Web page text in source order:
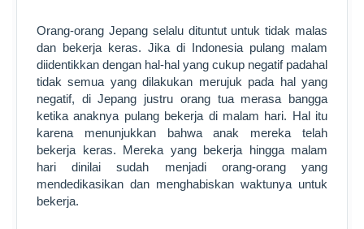
Orang-orang Jepang selalu dituntut untuk tidak malas
dan bekerja keras. Jika di Indonesia pulang malam
diidentikkan dengan hal-hal yang cukup negatif padahal
tidak semua yang dilakukan merujuk pada hal yang
negatif, di Jepang justru orang tua merasa bangga
ketika anaknya pulang bekerja di malam hari. Hal itu
karena menunjukkan bahwa anak mereka telah
bekerja keras. Mereka yang bekerja hingga malam
hari dinilai sudah menjadi orang-orang yang
mendedikasikan dan menghabiskan waktunya untuk
bekerja.